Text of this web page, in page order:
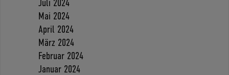
Juli 2024
Mai 2024
April 2024
März 2024
Februar 2024
Januar 2024